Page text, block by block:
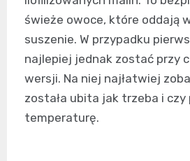
świeże owoce, które oddają
suszenie. W przypadku
najlepiej jednak zostać przy
wersji. Na niej najłatwiej
została ubita jak trzeba i
temperaturę.